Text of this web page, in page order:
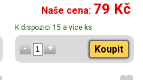
Naše cena: 79 Kč
K dispozici 15 a více ks
Koupit